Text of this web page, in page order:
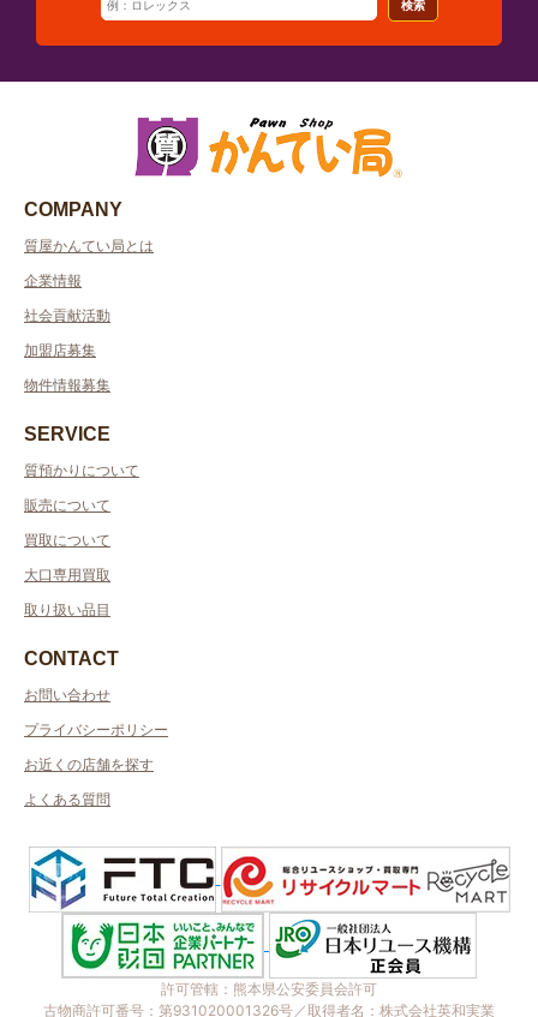
検索
COMPANY
質屋かんてい局とは
企業情報
社会貢献活動
加盟店募集
物件情報募集
SERVICE
質預かりについて
販売について
買取について
大口専用買取
取り扱い品目
CONTACT
お問い合わせ
プライバシーポリシー
お近くの店舗を探す
よくある質問
許可管轄：熊本県公安委員会許可
古物商許可番号：第931020001326号／取得者名：株式会社英和実業